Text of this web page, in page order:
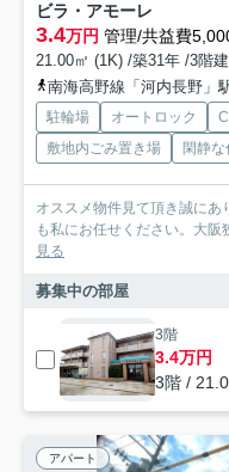
ビラ・アモーレ
3.4万円 管理/共益費
21.00㎡ (1K) /築31年 /3階建
南海高野線「河内長野」
駐輪場 オートロック
敷地内ごみ置き場
閑静
オススメ物件見て頂き誠に
も私にお任せください。大
見る
募集中の部屋
3階
3.4万円
3階 /
アパート